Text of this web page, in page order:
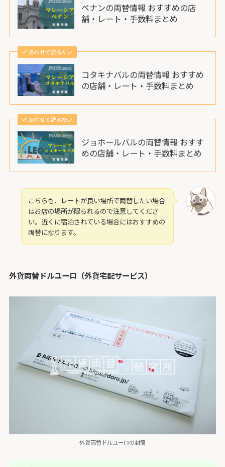
ペナンの両替情報 おすすめの店
舗・レート・手数料まとめ
あわせて読みたい
コタキナバルの両替情報 おすすめ
の店舗・レート・手数料まとめ
あわせて読みたい
ジョホールバルの両替情報 おすす
めの店舗・レート・手数料まとめ
こちらも、レートが良い場所で両替したい場合
はお店の場所が限られるので注意してくださ
い。近くに宿泊されている場合にはおすすめの
両替になります。
外貨両替ドルユーロ（外貨宅配サービス）
外貨両替ドルユーロの封筒